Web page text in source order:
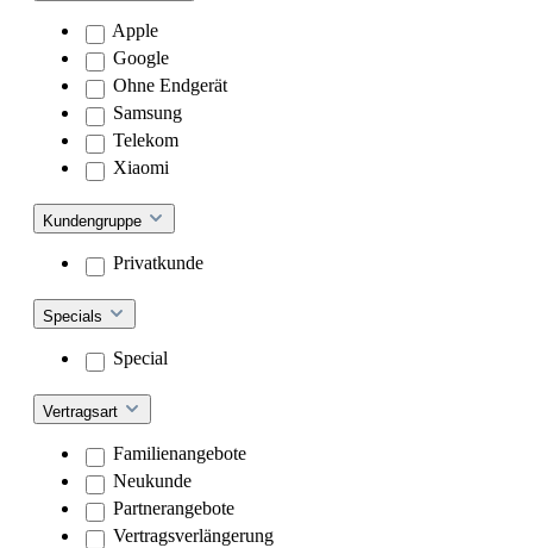
Apple
Google
Ohne Endgerät
Samsung
Telekom
Xiaomi
Kundengruppe
Privatkunde
Specials
Special
Vertragsart
Familienangebote
Neukunde
Partnerangebote
Vertragsverlängerung